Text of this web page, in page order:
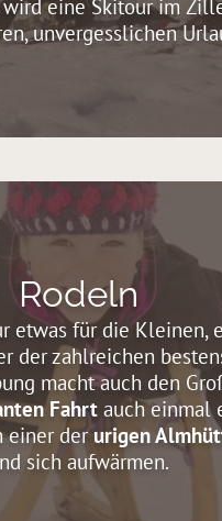
wird eine Skitour im
unvergesslichen
Rodeln
etwas für die Kleinen,
der zahlreichen
macht auch den
Fahrtauch einmal
einer derurigen
sich aufwärmen.